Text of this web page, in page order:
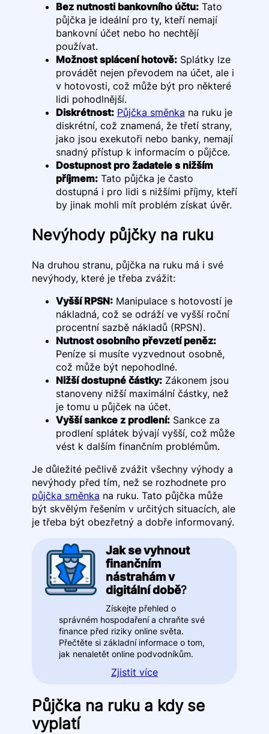
Bez nutnosti bankovního účtu:Tato
půjčka je ideální pro ty, kteří nemají
bankovní účet nebo ho nechtějí
používat.
Možnost splácení hotově:Splátky lze
provádět nejen převodem na účet, ale i
v hotovosti, což může být pro některé
lidi pohodlnější.
Diskrétnost: Půjčka směnka na ruku je
diskrétní, což znamená, že třetí strany,
jako jsou exekutoři nebo banky, nemají
snadný přístup k informacím o půjčce.
Dostupnost pro žadatele s nižším
příjmem:Tato půjčka je často
dostupná i pro lidi s nižšími příjmy, kteří
by jinak mohli mít problém získat úvěr.
Nevýhody půjčky na ruku
Na druhou stranu, půjčka na ruku má i své
nevýhody, které je třeba zvážit:
Vyšší RPSN:Manipulace s hotovostí je
nákladná, což se odráží ve vyšší roční
procentní sazbě nákladů (RPSN).
Nutnost osobního převzetí peněz:
Peníze si musíte vyzvednout osobně,
což může být nepohodlné.
Nižší dostupné částky:Zákonem jsou
stanoveny nižší maximální částky, než
je tomu u půjček na účet.
Vyšší sankce z prodlení:Sankce za
prodlení splátek bývají vyšší, což může
vést k dalším finančním problémům.
Je důležité pečlivě zvážit všechny výhody a
nevýhody před tím, než se rozhodnete pro
půjčka směnka na ruku. Tato půjčka může
být skvělým řešením v určitých situacích, ale
je třeba být obezřetný a dobře informovaný.
Jak se vyhnout
finančním
nástrahám v
digitální době?
Získejte přehled o
správném hospodaření a chraňte své
finance před riziky online světa.
Přečtěte si základní informace o tom,
jak nenaletět online podvodníkům.
Zjistit více
Půjčka na ruku a kdy se
vyplatí